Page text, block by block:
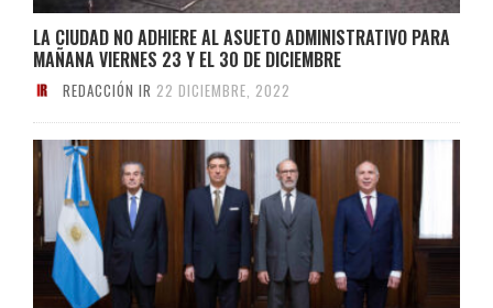
LA CIUDAD NO ADHIERE AL ASUETO ADMINISTRATIVO PARA
MAÑANA VIERNES 23 Y EL 30 DE DICIEMBRE
REDACCIÓN IR 22 DICIEMBRE, 2022